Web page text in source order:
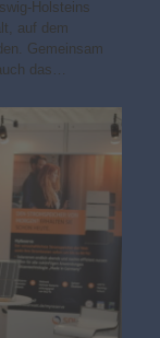
Holsteins
auf dem
Gemeinsam
das…